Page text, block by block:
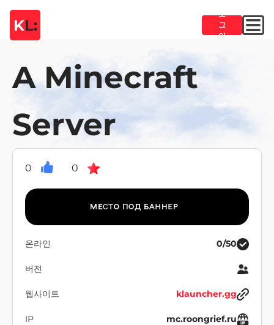
KL:
로
그
인
A Minecraft
Server
0 0
온라인 0/50
버전
웹사이트 klauncher.gg
IP mc.roongrief.ru